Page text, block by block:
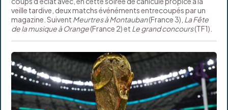
veille tardive, deux matchs événéments entrecoupés par un
magazine. Suivent Meurtres à Montauban(France 3), La Fête
de la musique à Orange(France 2) et Le grand concours(TF1).